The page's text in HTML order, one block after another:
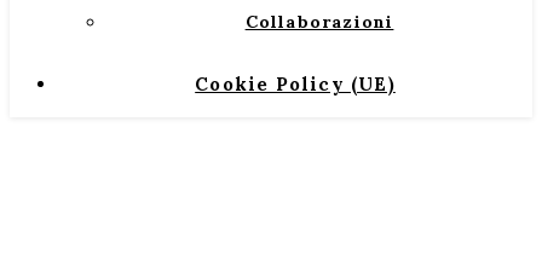
Collaborazioni
Cookie Policy (UE)